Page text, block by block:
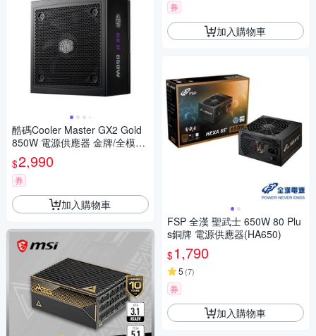
酷碼Cooler Master GX2 Gold
850W 電源供應器 金牌/全模組/
ATX3.1/10年保
$2,990
券
加入購物車
券
加入購物車
FSP 全漢 聖武士 650W 80 Plu
s銅牌 電源供應器(HA650)
$1,790
5 (7)
券
加入購物車